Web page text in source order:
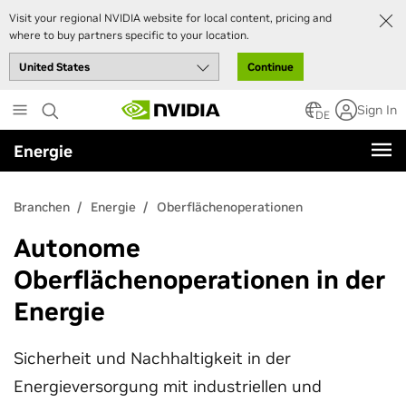
Visit your regional NVIDIA website for local content, pricing and
where to buy partners specific to your location.
Continue
to
main
content
DE Sign In
Energie
Branchen Energie Oberflächenoperationen
Autonome
Oberflächenoperationen in der
Energie
Sicherheit und Nachhaltigkeit in der
Energieversorgung mit industriellen und